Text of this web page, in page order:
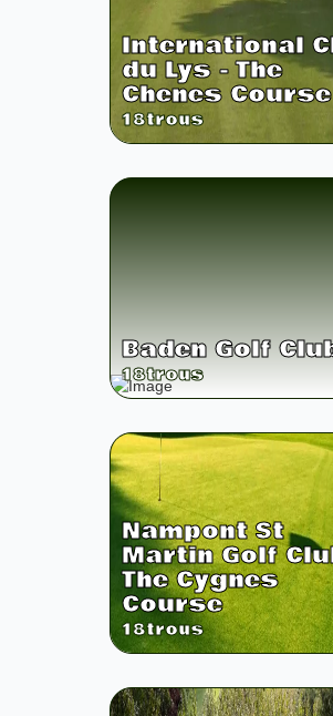
International
du Lys - The
Chenes Course
18trous
Baden Golf
18trous
Nampont St
Martin Golf
The Cygnes
Course
18trous